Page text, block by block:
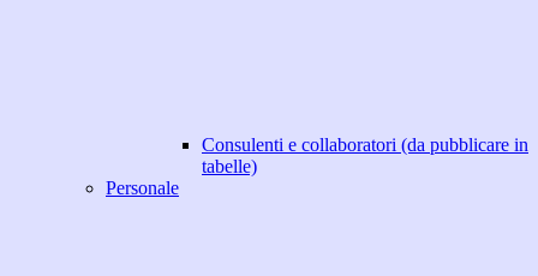
Consulenti e collaboratori (da pubblicare in
tabelle)
Personale